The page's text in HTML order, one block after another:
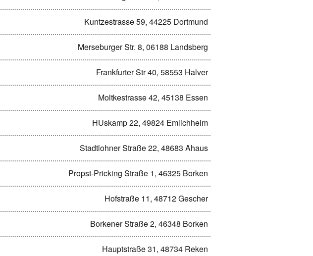
Kuntzestrasse 59, 44225 Dortmund
Merseburger Str. 8, 06188 Landsberg
Frankfurter Str 40, 58553 Halver
Moltkestrasse 42, 45138 Essen
HUskamp 22, 49824 Emlichheim
Stadtlohner Straße 22, 48683 Ahaus
Propst-Pricking Straße 1, 46325 Borken
Hofstraße 11, 48712 Gescher
Borkener Straße 2, 46348 Borken
Hauptstraße 31, 48734 Reken